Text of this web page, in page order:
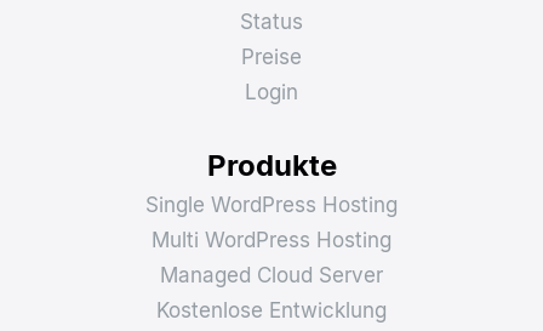
Status
Preise
Login
Produkte
Single WordPress Hosting
Multi WordPress Hosting
Managed Cloud Server
Kostenlose Entwicklung